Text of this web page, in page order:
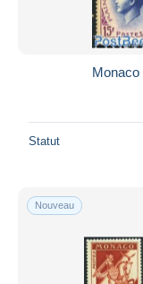
Monaco
Statut
Nouveau